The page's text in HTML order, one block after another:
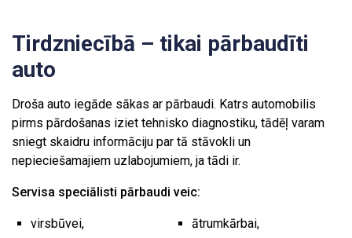
Tirdzniecībā – tikai pārbaudīti
auto
Droša auto iegāde sākas ar pārbaudi. Katrs automobilis
pirms pārdošanas iziet tehnisko diagnostiku, tādēļ varam
sniegt skaidru informāciju par tā stāvokli un
nepieciešamajiem uzlabojumiem, ja tādi ir.
Servisa speciālisti pārbaudi veic:
virsbūvei, ātrumkārbai,